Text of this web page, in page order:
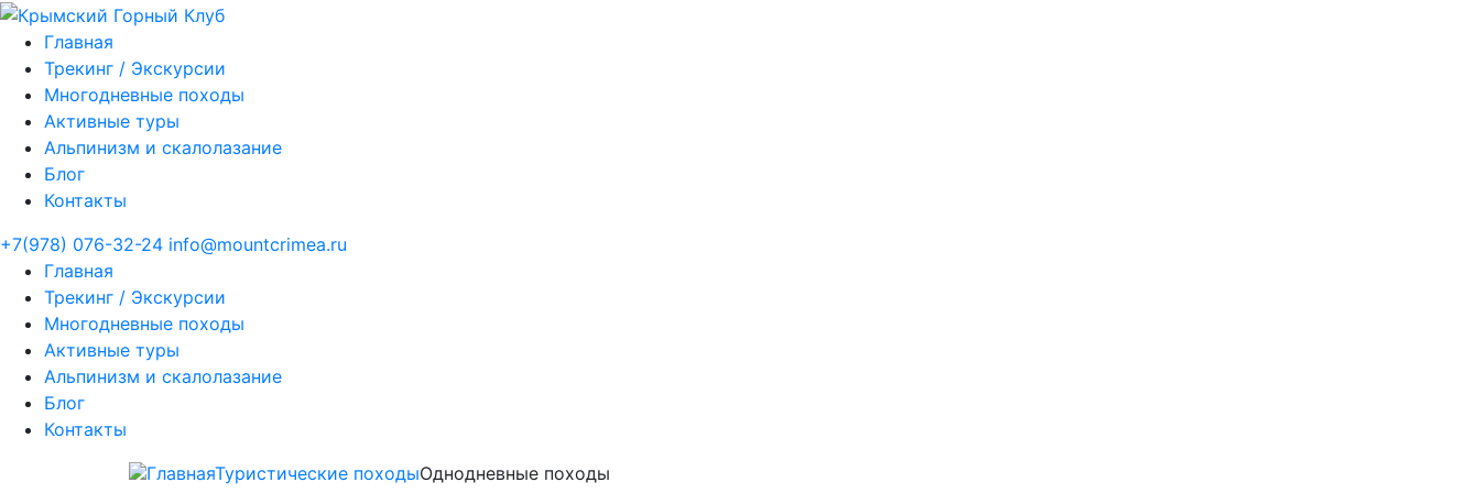
Главная
Трекинг / Экскурсии
Многодневные походы
Активные туры
Альпинизм и скалолазание
Блог
Контакты
+7(978) 076-32-24 info@mountcrimea.ru
Главная
Трекинг / Экскурсии
Многодневные походы
Активные туры
Альпинизм и скалолазание
Блог
Контакты
ГлавнаяТуристические походыОднодневные походы